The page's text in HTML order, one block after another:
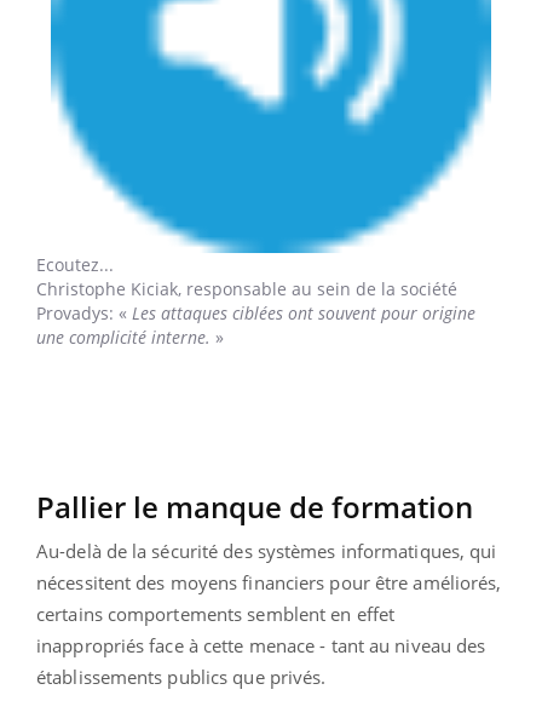
Ecoutez...
Christophe Kiciak, responsable au sein de la société
Provadys: « Les attaques ciblées ont souvent pour origine
une complicité interne. »
Pallier le manque de formation
Au-delà de la sécurité des systèmes informatiques, qui
nécessitent des moyens financiers pour être améliorés,
certains comportements semblent en effet
inappropriés face à cette menace - tant au niveau des
établissements publics que privés.